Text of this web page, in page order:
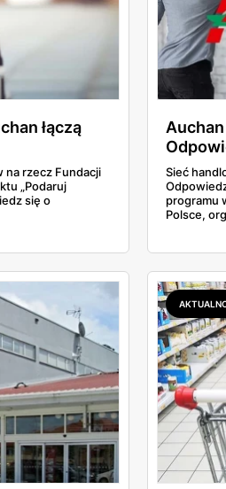
portalem Allegro masz
produktów z oferty
Auchan. Na uwagę
Duży wybór,
łączą
na rzecz Fundacji
„Podaruj
się o
2023!
Sieć
programu
Polsce,